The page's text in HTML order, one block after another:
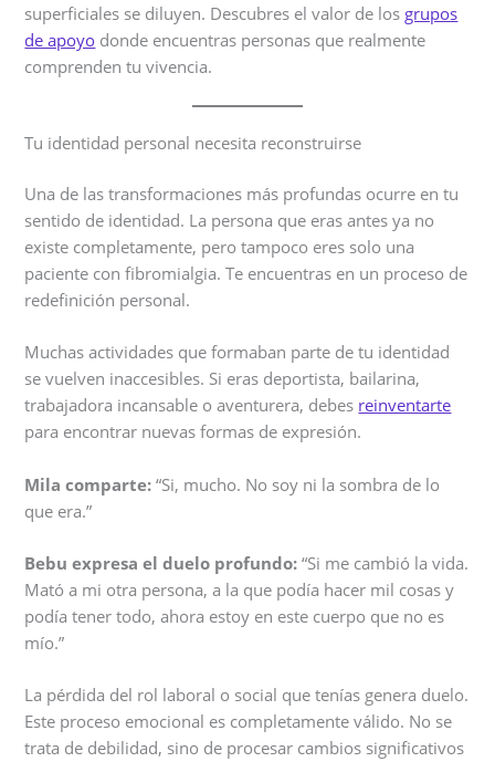
superficiales se diluyen. Descubres el valor de los grupos
de apoyo donde encuentras personas que realmente
comprenden tu vivencia.
Tu identidad personal necesita reconstruirse
Una de las transformaciones más profundas ocurre en tu
sentido de identidad. La persona que eras antes ya no
existe completamente, pero tampoco eres solo una
paciente con fibromialgia. Te encuentras en un proceso de
redefinición personal.
Muchas actividades que formaban parte de tu identidad
se vuelven inaccesibles. Si eras deportista, bailarina,
trabajadora incansable o aventurera, debes reinventarte
para encontrar nuevas formas de expresión.
Mila comparte: “Si, mucho. No soy ni la sombra de lo
que era.”
Bebu expresa el duelo profundo: “Si me cambió la vida.
Mató a mi otra persona, a la que podía hacer mil cosas y
podía tener todo, ahora estoy en este cuerpo que no es
mío.”
La pérdida del rol laboral o social que tenías genera duelo.
Este proceso emocional es completamente válido. No se
trata de debilidad, sino de procesar cambios significativos